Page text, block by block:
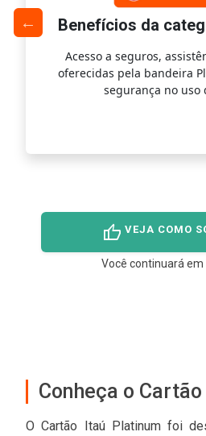
Benefícios da
Acesso a seguros,
oferecidas pela bandeira
segurança no uso
thumb_up VEJA COMO
Você continuará em
Conheça o
O Cartão Itaú Platinum foi